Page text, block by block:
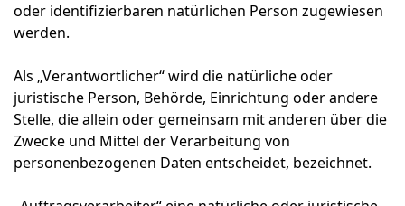
oder identifizierbaren natürlichen Person zugewiesen
werden.
Als „Verantwortlicher“ wird die natürliche oder
juristische Person, Behörde, Einrichtung oder andere
Stelle, die allein oder gemeinsam mit anderen über die
Zwecke und Mittel der Verarbeitung von
personenbezogenen Daten entscheidet, bezeichnet.